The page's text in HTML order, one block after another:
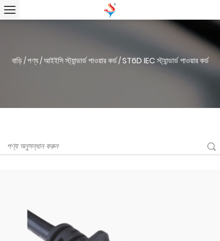
বাড়ি/পণ্য/আইইসি স্ট্যান্ডার্ড পাওয়ার কর্ড/ST6D IEC স্ট্যান্ডার্ড পাওয়ার কর্ড